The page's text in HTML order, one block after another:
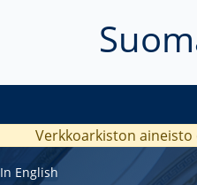
Verkkoarkiston aineisto
In English